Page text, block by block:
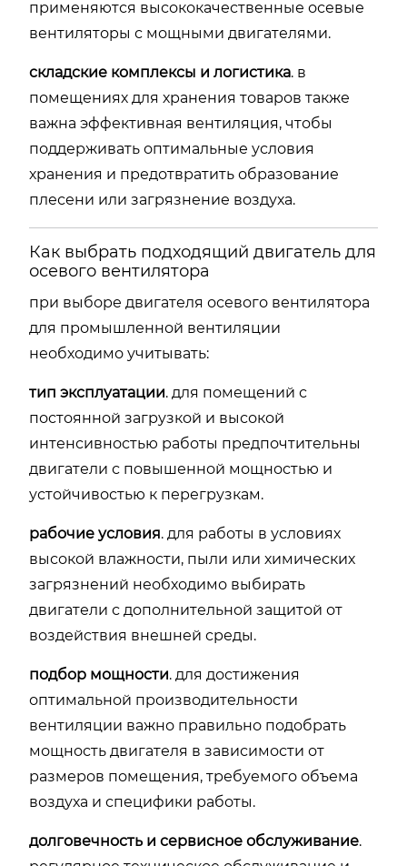
применяются высококачественные осевые
вентиляторы с мощными двигателями.
складские комплексы и логистика. в
помещениях для хранения товаров также
важна эффективная вентиляция, чтобы
поддерживать оптимальные условия
хранения и предотвратить образование
плесени или загрязнение воздуха.
Как выбрать подходящий двигатель для
осевого вентилятора
при выборе двигателя осевого вентилятора
для промышленной вентиляции
необходимо учитывать:
тип эксплуатации. для помещений с
постоянной загрузкой и высокой
интенсивностью работы предпочтительны
двигатели с повышенной мощностью и
устойчивостью к перегрузкам.
рабочие условия. для работы в условиях
высокой влажности, пыли или химических
загрязнений необходимо выбирать
двигатели с дополнительной защитой от
воздействия внешней среды.
подбор мощности. для достижения
оптимальной производительности
вентиляции важно правильно подобрать
мощность двигателя в зависимости от
размеров помещения, требуемого объема
воздуха и специфики работы.
долговечность и сервисное обслуживание.